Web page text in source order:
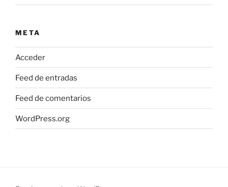
META
Acceder
Feed de entradas
Feed de comentarios
WordPress.org